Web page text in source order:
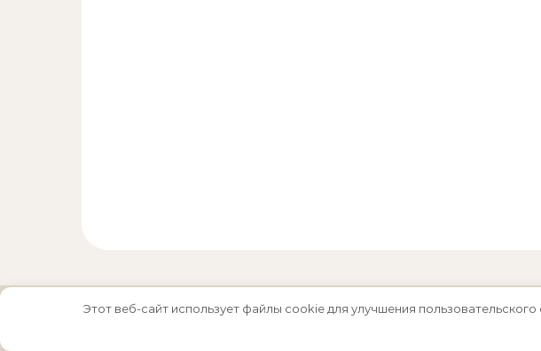
Optima Themes
Этот веб-сайт использует файлы cookie для улучшения